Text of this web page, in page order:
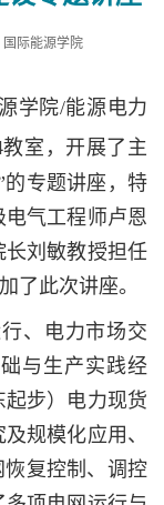
际能源学院
学院/能源电力
教室，开展了主
的专题讲座，特
气工程师卢恩
刘敏教授担任
了此次讲座。
、电力市场交
与生产实践经
步）电力现货
规模化应用、
复控制、调控